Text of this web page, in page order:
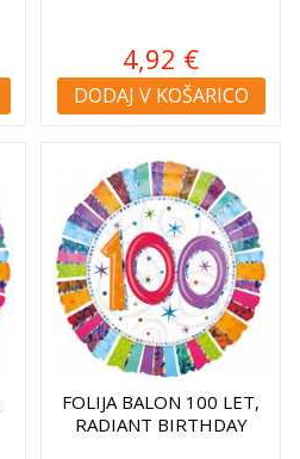
4,92 €
DODAJ V KOŠARICO
FOLIJA BALON 100 LET,
RADIANT BIRTHDAY